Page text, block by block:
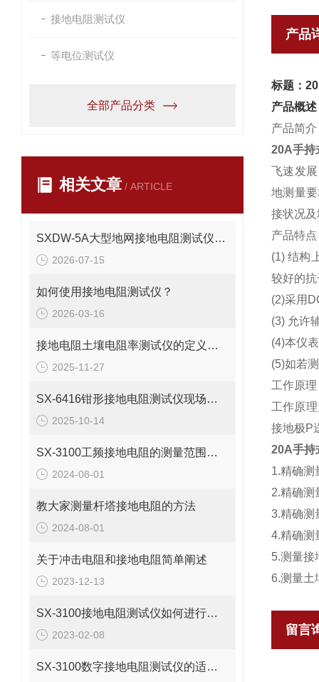
接地电阻测试仪
等电位测试仪
全部产品分类
相关文章 / ARTICLE
SXDW-5A大型地网接地电阻测试仪哪些功能特点
2026-07-15
如何使用接地电阻测试仪？
2026-03-16
接地电阻土壤电阻率测试仪的定义是什么
2025-11-27
SX-6416钳形接地电阻测试仪现场测试应用
2025-10-14
SX-3100工频接地电阻的测量范围及测量方法
2024-08-01
教大家测量杆塔接地电阻的方法
2024-08-01
关于冲击电阻和接地电阻简单阐述
2023-12-13
SX-3100接地电阻测试仪如何进行接地故障回路阻抗测试？
2023-02-08
SX-3100数字接地电阻测试仪的适用领域介绍
产品
标题：
产品概述
产品简介
20A手持
飞速发
地测量
接状况
产品特点
(1) 结构
较好的
(2)采用
(3) 允许
(4)本仪
(5)如若
工作原理
工作原
接地极P
20A手持
1.精确测
2.精确测
3.精确测
4.精确测
5.测量接
6.测量土
留言